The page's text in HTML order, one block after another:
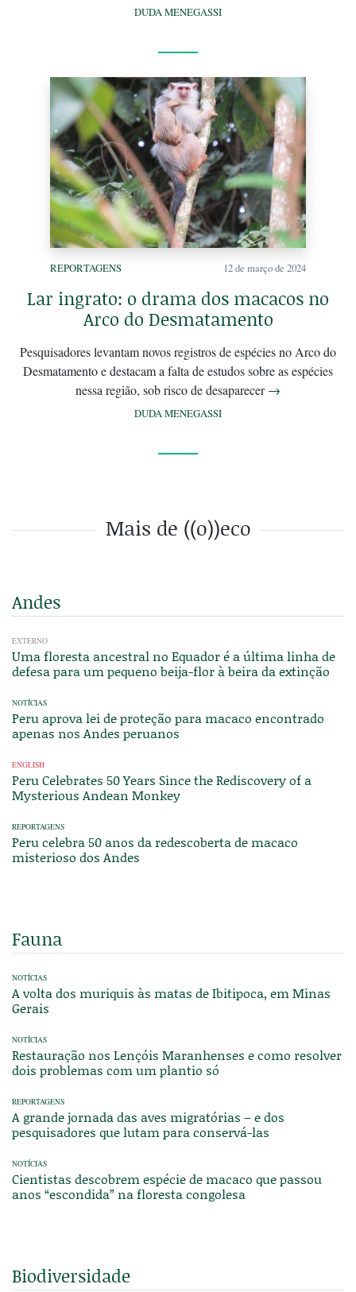
DUDA MENEGASSI
REPORTAGENS 12 de março de 2024
Lar ingrato: o drama dos macacos no
Arco do Desmatamento
Pesquisadores levantam novos registros de espécies no Arco do
Desmatamento e destacam a falta de estudos sobre as espécies
nessa região, sob risco de desaparecer→
DUDA MENEGASSI
Mais de ((o))eco
Andes
EXTERNO
Uma floresta ancestral no Equador é a última linha de
defesa para um pequeno beija-flor à beira da extinção
NOTÍCIAS
Peru aprova lei de proteção para macaco encontrado
apenas nos Andes peruanos
ENGLISH
Peru Celebrates 50 Years Since the Rediscovery of a
Mysterious Andean Monkey
REPORTAGENS
Peru celebra 50 anos da redescoberta de macaco
misterioso dos Andes
Fauna
NOTÍCIAS
A volta dos muriquis às matas de Ibitipoca, em Minas
Gerais
NOTÍCIAS
Restauração nos Lençóis Maranhenses e como resolver
dois problemas com um plantio só
REPORTAGENS
A grande jornada das aves migratórias – e dos
pesquisadores que lutam para conservá-las
NOTÍCIAS
Cientistas descobrem espécie de macaco que passou
anos “escondida” na floresta congolesa
Biodiversidade